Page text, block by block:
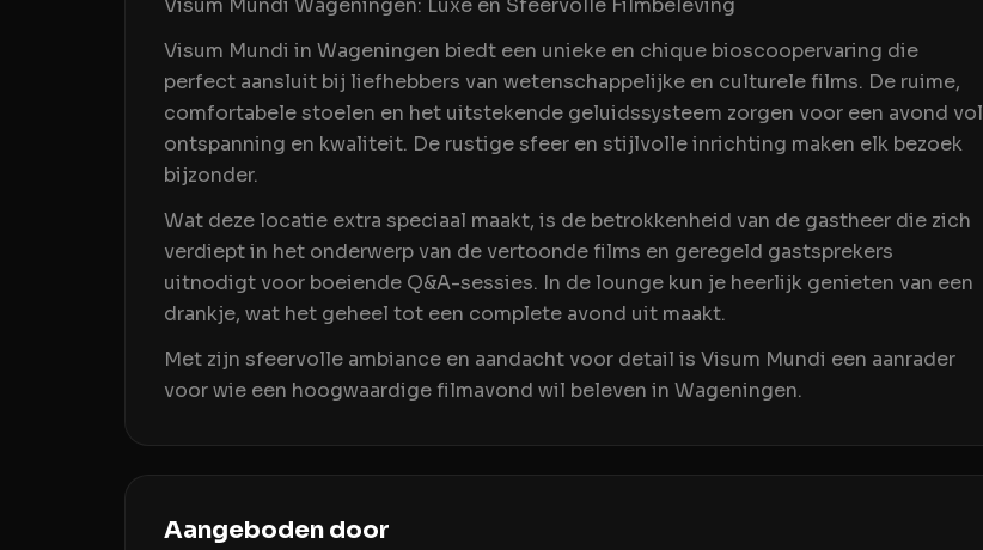
Visum Mundi Wageningen: Luxe en Sfeervolle Filmbeleving
Visum Mundi in Wageningen biedt een unieke en chique bioscoopervaring die
perfect aansluit bij liefhebbers van wetenschappelijke en culturele films. De ruime,
comfortabele stoelen en het uitstekende geluidssysteem zorgen voor een avond vol
ontspanning en kwaliteit. De rustige sfeer en stijlvolle inrichting maken elk bezoek
bijzonder.
Wat deze locatie extra speciaal maakt, is de betrokkenheid van de gastheer die zich
verdiept in het onderwerp van de vertoonde films en geregeld gastsprekers
uitnodigt voor boeiende Q&A-sessies. In de lounge kun je heerlijk genieten van een
drankje, wat het geheel tot een complete avond uit maakt.
Met zijn sfeervolle ambiance en aandacht voor detail is Visum Mundi een aanrader
voor wie een hoogwaardige filmavond wil beleven in Wageningen.
Aangeboden door